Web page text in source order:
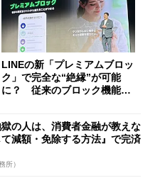
LINEの新「プレミアムブロッ
ク」で完全な“絶縁”が可能
に？ 従来のブロック機能と
の人は、消費者金融が教えな
減額・免除する方法』で完済
所）